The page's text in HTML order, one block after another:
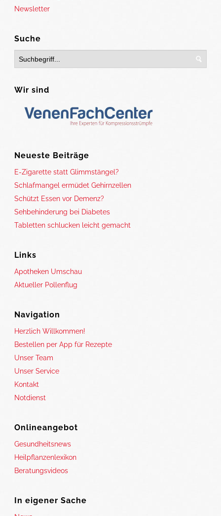
Newsletter
Suche
Wir sind
Neueste Beiträge
E-Zigarette statt Glimmstängel?
Schlafmangel ermüdet Gehirnzellen
Schützt Essen vor Demenz?
Sehbehinderung bei Diabetes
Tabletten schlucken leicht gemacht
Links
Apotheken Umschau
Aktueller Pollenflug
Navigation
Herzlich Willkommen!
Bestellen per App für Rezepte
Unser Team
Unser Service
Kontakt
Notdienst
Onlineangebot
Gesundheitsnews
Heilpflanzenlexikon
Beratungsvideos
In eigener Sache